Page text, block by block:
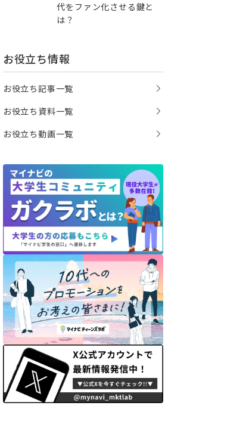
代をファン化させる鍵と
は？
お役立ち情報
お役立ち記事一覧
お役立ち資料一覧
お役立ち動画一覧